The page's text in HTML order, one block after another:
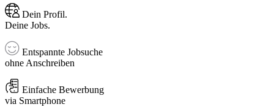
Dein Profil.
Deine Jobs.
Entspannte Jobsuche
ohne Anschreiben
Einfache Bewerbung
via Smartphone